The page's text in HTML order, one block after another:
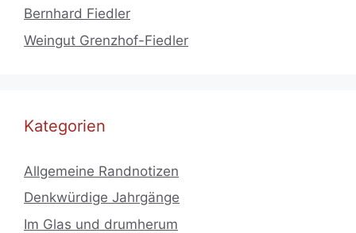
Bernhard Fiedler
Weingut Grenzhof-Fiedler
Kategorien
Allgemeine Randnotizen
Denkwürdige Jahrgänge
Im Glas und drumherum